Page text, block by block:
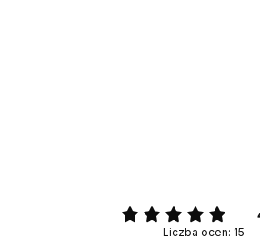
Liczba ocen: 15